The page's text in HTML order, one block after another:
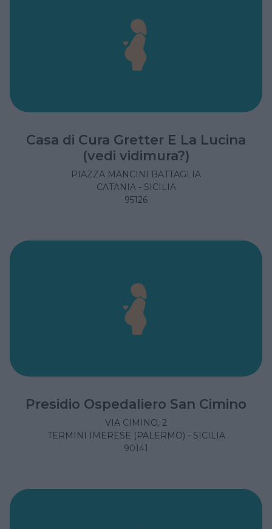
Casa di Cura Gretter E La Lucina
(vedi vidimura?)
PIAZZA MANCINI BATTAGLIA
CATANIA - SICILIA
95126
Presidio Ospedaliero San Cimino
VIA CIMINO, 2
TERMINI IMERESE (PALERMO) - SICILIA
90141